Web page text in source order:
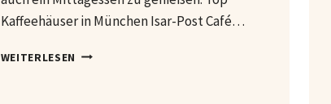
Kaffeehäuser in München Isar-Post Café…
WEITERLESEN TOP